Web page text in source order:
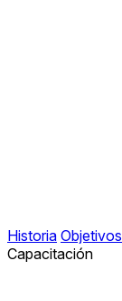
Historia Objetivos
Capacitación